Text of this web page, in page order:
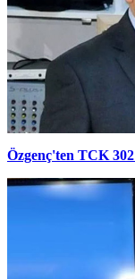
Özgenç'ten TCK 302